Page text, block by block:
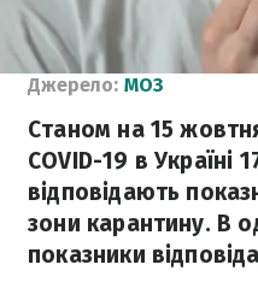
Джерело: МОЗ
Станом на 15
COVID-19 в Україні
відповідають
зони карантину. В
показники